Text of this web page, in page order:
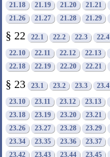
21.18
21.19 21.20 21.21
21.26
21.27 21.28 21.29
§ 22 22.1 22.2 22.3 22.4
22.10 22.11 22.12 22.13
22.18
22.19 22.20 22.21
§ 23 23.1 23.2 23.3 23.4
23.10 23.11 23.12 23.13
23.18
23.19 23.20 23.21
23.26
23.27 23.28 23.29
23.34
23.35 23.36 23.37
23.42
23.43 23.44 23.45